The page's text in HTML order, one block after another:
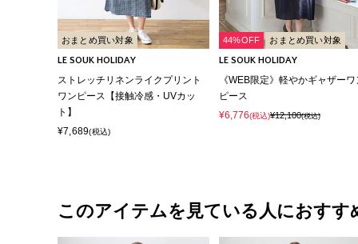
おまとめ買い対象
LE SOUK HOLIDAY
ストレッチリネンライクプリント
ワンピース【接触冷感・UVカッ
ト】
¥7,689(税込)
44%OFF おまとめ買い対象
LE SOUK HOLIDAY
《WEB限定》軽やかギャザーワ
ピース
¥6,776(税込)¥12,100(税込)
このアイテムを見ている人におすす